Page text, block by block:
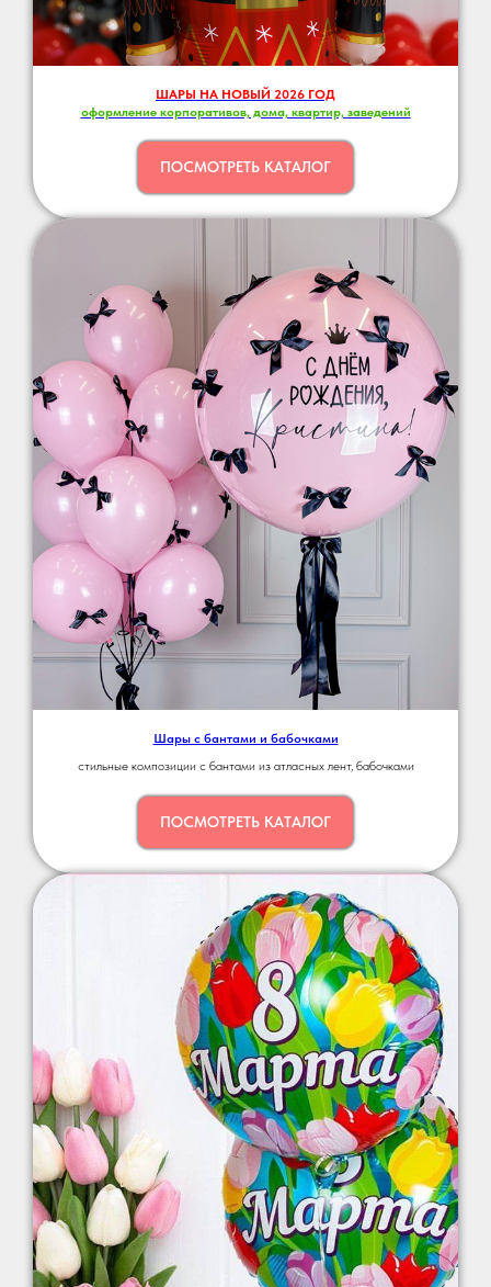
ШАРЫ НА НОВЫЙ 2026 ГОД
оформление корпоративов, дома, квартир, заведений
ПОСМОТРЕТЬ КАТАЛОГ
Шары с бантами и бабочками
стильные композиции с бантами из атласных лент, бабочками
ПОСМОТРЕТЬ КАТАЛОГ